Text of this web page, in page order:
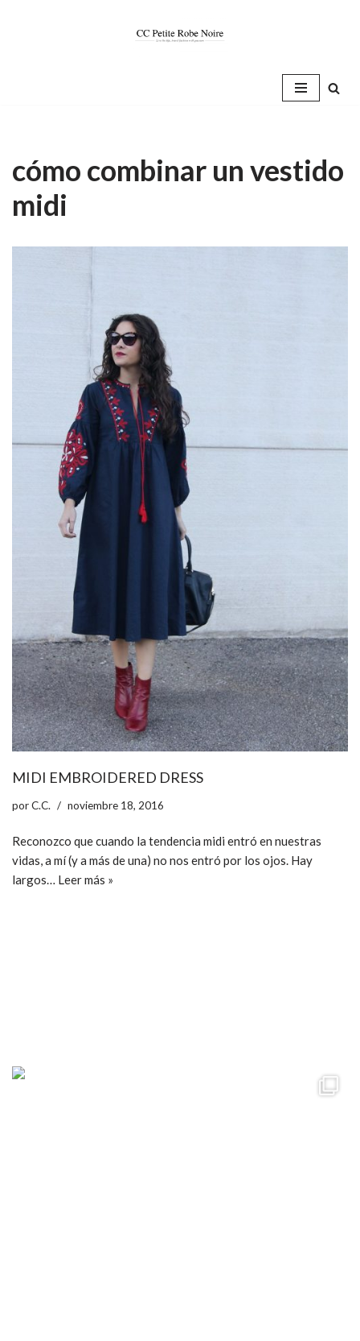
cómo combinar un vestido
midi
MIDI EMBROIDERED DRESS
porC.C. noviembre 18, 2016
Reconozco que cuando la tendencia midi entró en nuestras
vidas, a mí (y a más de una) no nos entró por los ojos. Hay
largos… Leer más »